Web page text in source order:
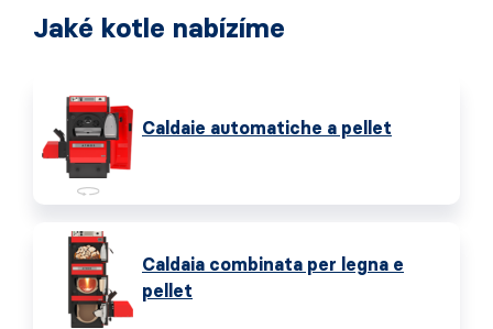
Jaké kotle nabízíme
Caldaie automatiche a pellet
Caldaia combinata per legna e
pellet